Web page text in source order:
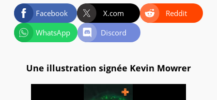
Facebook X.com
Reddit
WhatsApp
Discord
Une illustration signée Kevin Mowrer